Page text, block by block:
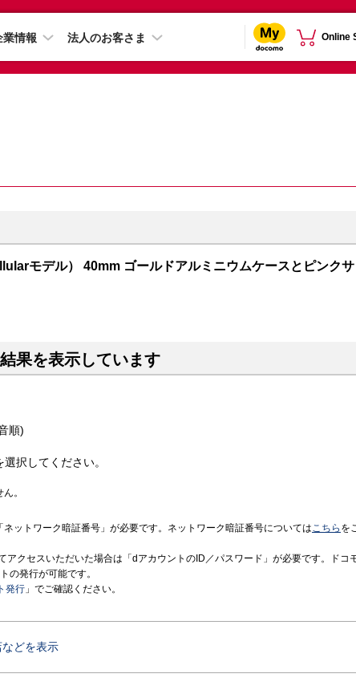
業情報 法人のお客さま Online
モデル） 40mm ゴールドアルミニウムケースとピンクサ
果を表示しています
順)
択してください。
。
ットワーク暗証番号」が必要です。ネットワーク暗証番号についてはこちら を
アクセスいただいた場合は「dアカウントのID／パスワード」が必要です。ドコ
の発行が可能です。
発行 」でご確認ください。
どを表示